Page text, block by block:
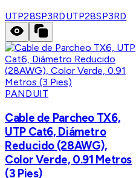
UTP28SP3RDUTP28SP3RD
PANDUIT
Cable de Parcheo TX6,
UTP Cat6, Diámetro
Reducido (28AWG),
Color Verde, 0.91 Metros
(3 Pies)